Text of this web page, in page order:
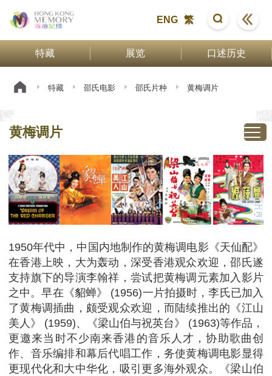
ENG 繁
特藏 展览 口述历史
特藏 邵氏电影 邵氏片种 黄梅调片
黄梅调片
1950年代中，中国内地制作的黄梅调电影《天仙配》
在香港上映，大为轰动，深受香港观众欢迎，邵氏遂
支持旗下的导演李翰祥，尝试把黄梅调元素加入影片
之中。早在《貂蝉》 (1956)一片拍摄时，李氏已加入
了黄梅调插曲，颇受观众欢迎，而陆续推出的《江山
美人》 (1959)、《梁山伯与祝英台》 (1963)等作品，
更邀来当时不少南来香港的音乐人才，协助歌曲创
作、音乐编排和幕后代唱工作，务使黄梅调电影显得
更现代化和大中华化，吸引更多海外观众。《梁山伯